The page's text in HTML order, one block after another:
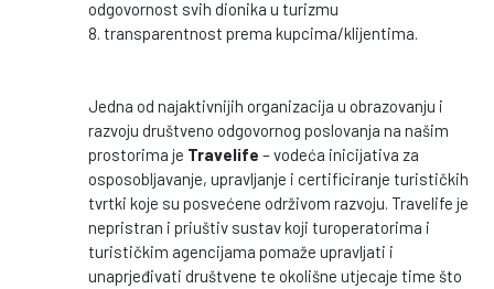
odgovornost svih dionika u turizmu
8. transparentnost prema kupcima/klijentima.
Jedna od najaktivnijih organizacija u obrazovanju i
razvoju društveno odgovornog poslovanja na našim
prostorima je Travelife – vodeća inicijativa za
osposobljavanje, upravljanje i certificiranje turističkih
tvrtki koje su posvećene održivom razvoju. Travelife je
nepristran i priuštiv sustav koji turoperatorima i
turističkim agencijama pomaže upravljati i
unaprjeđivati društvene te okolišne utjecaje time što